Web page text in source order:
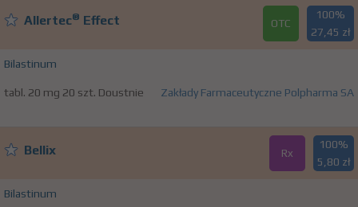
Allertec® Effect OTC
100%
27,45 zł
Bilastinum
tabl. 20 mg 20 szt. Doustnie Zakłady Farmaceutyczne Polpharma SA
Bellix Rx
100%
5,80 zł
Bilastinum